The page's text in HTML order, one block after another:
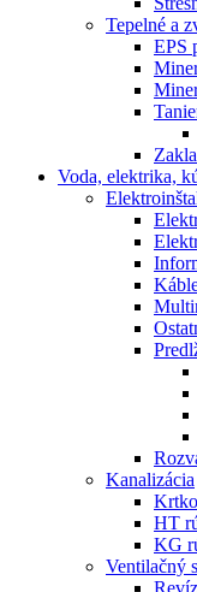
Tepelné a
EPS
Voda, elektrika,
Kanalizácia
HT
KG
Ventilačný